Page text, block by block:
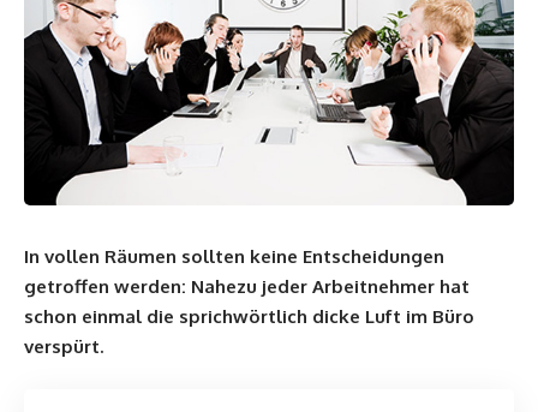
In vollen Räumen sollten keine Entscheidungen
getroffen werden: Nahezu jeder Arbeitnehmer hat
schon einmal die sprichwörtlich dicke Luft im Büro
verspürt.